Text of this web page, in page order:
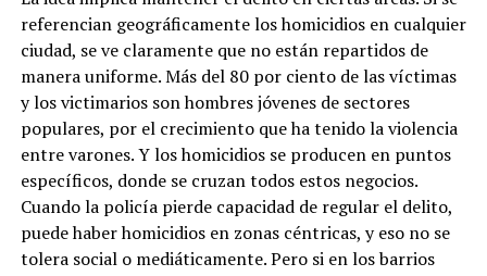
referencian geográficamente los homicidios en cualquier
ciudad, se ve claramente que no están repartidos de
manera uniforme. Más del 80 por ciento de las víctimas
y los victimarios son hombres jóvenes de sectores
populares, por el crecimiento que ha tenido la violencia
entre varones. Y los homicidios se producen en puntos
específicos, donde se cruzan todos estos negocios.
Cuando la policía pierde capacidad de regular el delito,
puede haber homicidios en zonas céntricas, y eso no se
tolera social o mediáticamente. Pero si en los barrios